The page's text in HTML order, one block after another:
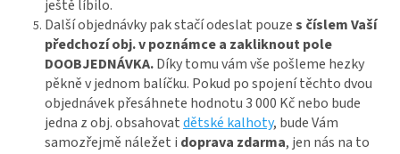
ještě líbilo.
Další objednávky pak stačí odeslat pouzes číslem Vaší
předchozí obj. v poznámce a zakliknout pole
DOOBJEDNÁVKA.Díky tomu vám vše pošleme hezky
pěkně v jednom balíčku. Pokud po spojení těchto dvou
objednávek přesáhnete hodnotu 3 000 Kč nebo bude
jedna z obj. obsahovatdětské kalhoty, bude Vám
samozřejmě náležet i doprava zdarma, jen nás na to